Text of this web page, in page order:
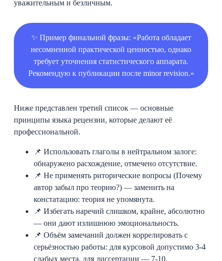
уважительным и безличным.
✨ Пример финальной фразы: «Работа обладает
несомненной практической ценностью, однако
требует уточнения статистического аппарата.
Рекомендую к публикации после minor revision.»
Ниже представлен третий список — основные
принципы языка рецензии, которые делают её
профессиональной.
📌 Использовать глаголы в нейтральном залоге:
обнаружено расхождение, отмечено отсутствие.
📌 Не применять риторические вопросы (Почему
автор забыл про теорию?) — заменить на
констатацию: теория не упомянута.
📌 Избегать наречий слишком, крайне, абсолютно
— они дают излишнюю эмоциональность.
📌 Объём замечаний должен коррелировать с
серьёзностью работы: для курсовой допустимо 3-4
слабых места, для диссертации — 7-10.